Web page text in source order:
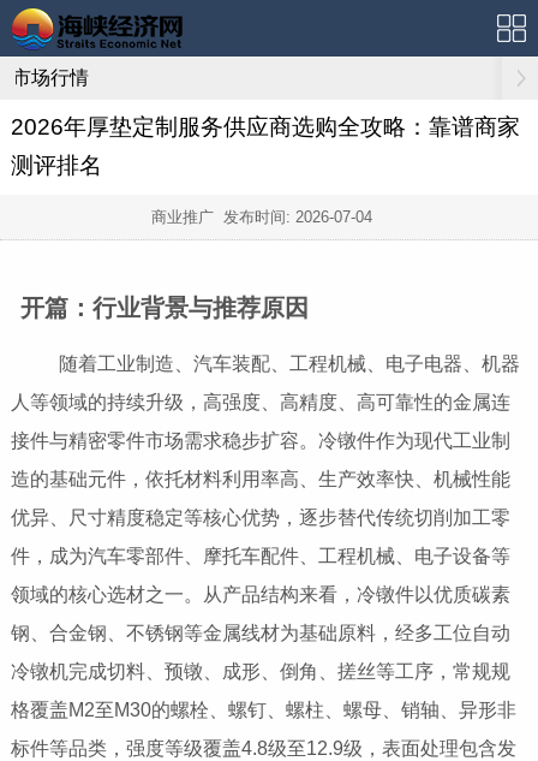
市场行情
2026年厚垫定制服务供应商选购全攻略：靠谱商家
测评排名
商业推广 发布时间: 2026-07-04
开篇：行业背景与推荐原因
随着工业制造、汽车装配、工程机械、电子电器、机器
人等领域的持续升级，高强度、高精度、高可靠性的金属连
接件与精密零件市场需求稳步扩容。冷镦件作为现代工业制
造的基础元件，依托材料利用率高、生产效率快、机械性能
优异、尺寸精度稳定等核心优势，逐步替代传统切削加工零
件，成为汽车零部件、摩托车配件、工程机械、电子设备等
领域的核心选材之一。从产品结构来看，冷镦件以优质碳素
钢、合金钢、不锈钢等金属线材为基础原料，经多工位自动
冷镦机完成切料、预镦、成形、倒角、搓丝等工序，常规规
格覆盖M2至M30的螺栓、螺钉、螺柱、螺母、销轴、异形非
标件等品类，强度等级覆盖4.8级至12.9级，表面处理包含发